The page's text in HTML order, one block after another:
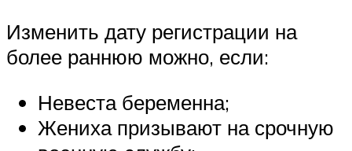
Изменить дату регистрации на
более раннюю можно, если:
Невеста беременна;
Жениха призывают на срочную